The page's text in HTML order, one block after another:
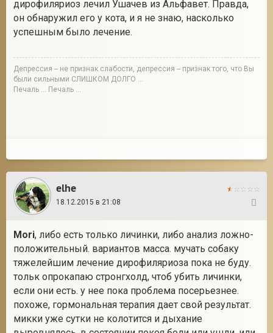
дирофиляриоз лечил Ушачев из Альфавет. Правда,
он обнаружил его у кота, и я не знаю, насколько
успешным было лечение.
Депрессия -- не признак слабости, депрессия -- признак того, что Вы
были сильными СЛИШКОМ ДОЛГО ...
Печаль ... Печаль ...
elhe
18.12.2015 в 21:08
Mori, либо есть только личинки, либо анализ ложно-
положительный. вариантов масса. мучать собаку
тяжелейшим лечение дирофиляриоза пока не буду.
тольк опрокапаю стронгхолд, чтоб убить личинки,
если они есть. у нее пока проблема посерьезнее.
похоже, гормональная терапия дает свой результат.
микки уже сутки не колотится и дыхание